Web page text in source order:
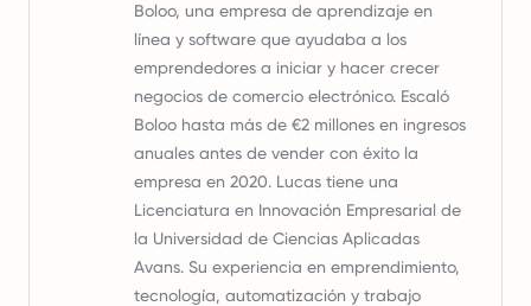
Boloo, una empresa de aprendizaje en
línea y software que ayudaba a los
emprendedores a iniciar y hacer crecer
negocios de comercio electrónico. Escaló
Boloo hasta más de €2 millones en ingresos
anuales antes de vender con éxito la
empresa en 2020. Lucas tiene una
Licenciatura en Innovación Empresarial de
la Universidad de Ciencias Aplicadas
Avans. Su experiencia en emprendimiento,
tecnología, automatización y trabajo